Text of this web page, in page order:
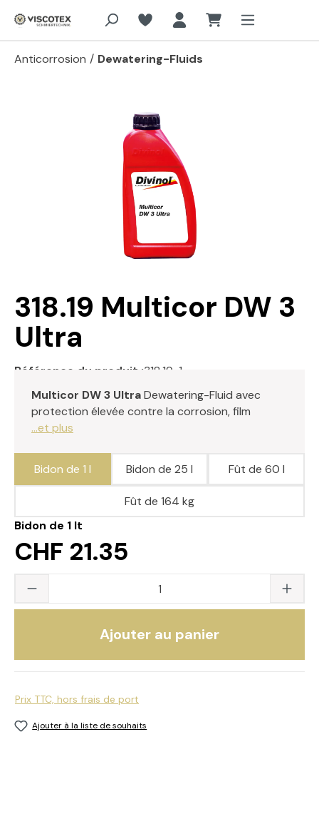
Aller au contenu principal
Anticorrosion / Dewatering-Fluids
318.19 Multicor DW 3
Ultra
Référence du produit :318.19-1
Multicor DW 3 UltraDewatering-Fluid avec
protection élevée contre la corrosion, film
...et plus
Bidon de 1 lt
CHF 21.35
Bidon de 1 l Bidon de 25 l Fût de 60 l
Fût de 164 kg
Quantité du produit : saisissez la valeur
Ajouter au panier
Prix TTC, hors frais de port
Ajouter à la liste de souhaits